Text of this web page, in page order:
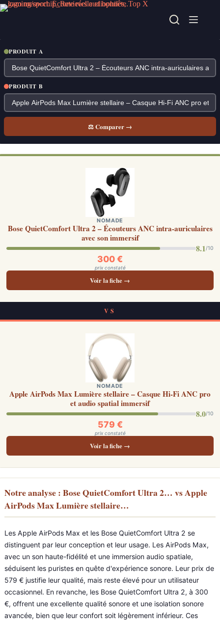
Passer
au
PRODUIT A
PRODUIT B
⚖ Comparer →
NOMADE
Bose QuietComfort Ultra 2 – Écouteurs ANC intra-auriculaires
avec son immersif
8.1/10
300 €
prix constaté
Voir la fiche →
VS
NOMADE
Apple AirPods Max Lumière stellaire – Casque Hi-Fi ANC pro
et audio spatial immersif
8.0/10
579 €
prix constaté
Voir la fiche →
Notre analyse : Bose QuietComfort Ultra 2… vs Apple
AirPods Max Lumière stellaire…
Les Apple AirPods Max et les Bose QuietComfort Ultra 2 se
distinguent par leur conception et leur usage. Les AirPods Max,
avec un son haute-fidélité et une immersion audio spatiale,
séduisent les puristes en quête d'expérience sonore. Leur prix de
579 € justifie leur qualité, mais reste élevé pour un utilisateur
occasionnel. En revanche, les Bose QuietComfort Ultra 2, à 300
€, offrent une excellente qualité sonore et une isolation sonore
avancée, bien que leur confort soit légèrement inférieur. Ces